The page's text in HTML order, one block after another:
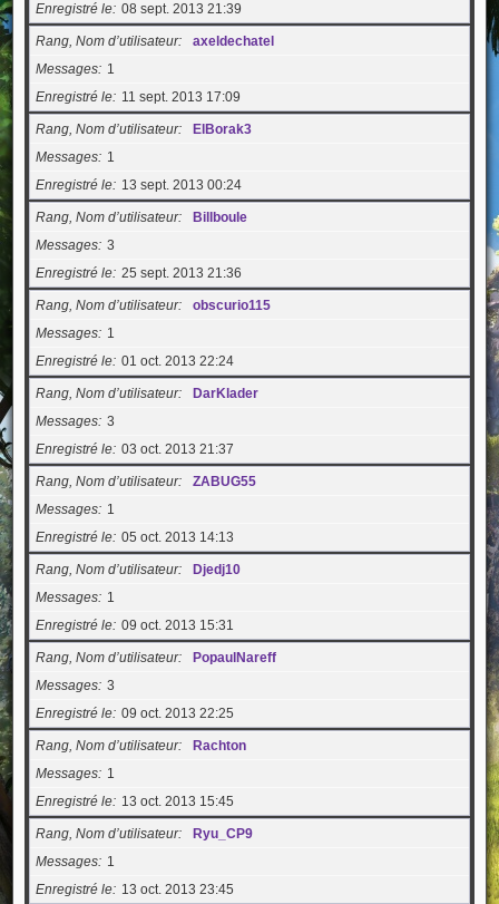
Enregistré le 08 sept. 2013 21:39
Rang, Nom d’utilisateur
axeldechatel
Messages
1
Enregistré le
11 sept. 2013 17:09
Rang, Nom d’utilisateur
ElBorak3
Messages
1
Enregistré le
13 sept. 2013 00:24
Rang, Nom d’utilisateur
Billboule
Messages 3
Enregistré le 25 sept. 2013 21:36
Rang, Nom d’utilisateur
obscurio115
Messages
1
Enregistré le 01 oct. 2013 22:24
Rang, Nom d’utilisateur
DarKlader
Messages 3
Enregistré le 03 oct. 2013 21:37
Rang, Nom d’utilisateur
ZABUG55
Messages
1
Enregistré le 05 oct. 2013 14:13
Rang, Nom d’utilisateur
Djedj10
Messages
1
Enregistré le 09 oct. 2013 15:31
Rang, Nom d’utilisateur
PopaulNareff
Messages 3
Enregistré le 09 oct. 2013 22:25
Rang, Nom d’utilisateur
Rachton
Messages
1
Enregistré le
13 oct. 2013 15:45
Rang, Nom d’utilisateur
Ryu_CP9
Messages
1
Enregistré le
13 oct. 2013 23:45